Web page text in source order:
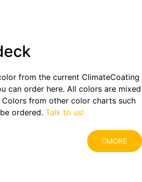
from the current ClimateCoating
can order here. All colors are mixed
from other color charts such
ordered. Talk to us!
MORE